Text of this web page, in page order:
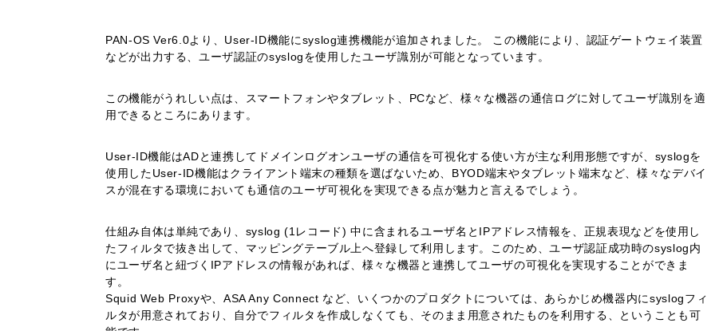
PAN-OS Ver6.0より、User-ID機能にsyslog連携機能が追加されました。 この機能により、認証ゲートウェイ装置
などが出力する、ユーザ認証のsyslogを使用したユーザ識別が可能となっています。
この機能がうれしい点は、スマートフォンやタブレット、PCなど、様々な機器の通信ログに対してユーザ識別を適
用できるところにあります。
User-ID機能はADと連携してドメインログオンユーザの通信を可視化する使い方が主な利用形態ですが、syslogを
使用したUser-ID機能はクライアント端末の種類を選ばないため、BYOD端末やタブレット端末など、様々なデバイ
スが混在する環境においても通信のユーザ可視化を実現できる点が魅力と言えるでしょう。
仕組み自体は単純であり、syslog (1レコード) 中に含まれるユーザ名とIPアドレス情報を、正規表現などを使用し
たフィルタで抜き出して、マッピングテーブル上へ登録して利用します。このため、ユーザ認証成功時のsyslog内
にユーザ名と紐づくIPアドレスの情報があれば、様々な機器と連携してユーザの可視化を実現することができま
す。
Squid Web Proxyや、ASA Any Connect など、いくつかのプロダクトについては、あらかじめ機器内にsyslogフィ
ルタが用意されており、自分でフィルタを作成しなくても、そのまま用意されたものを利用する、ということも可